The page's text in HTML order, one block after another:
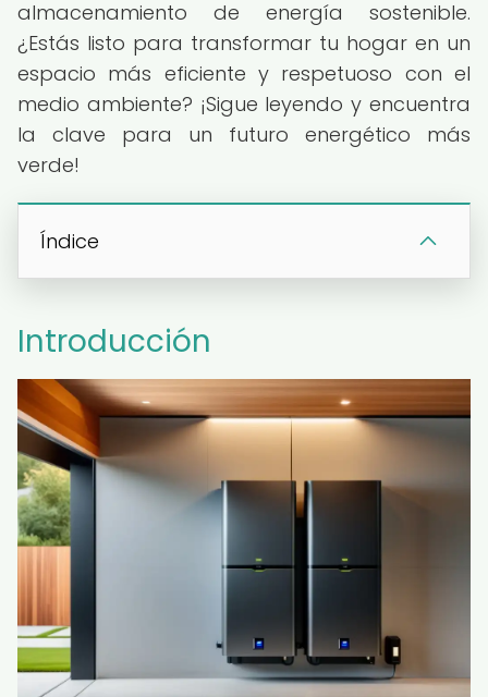
almacenamiento de energía sostenible.
¿Estás listo para transformar tu hogar en un
espacio más eficiente y respetuoso con el
medio ambiente? ¡Sigue leyendo y encuentra
la clave para un futuro energético más
verde!
Índice
Introducción